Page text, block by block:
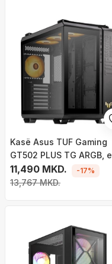
Kasë Asus TUF Gaming
GT502 PLUS TG ARGB, e
zezë, Midi Tower
11,490 MKD.
13,767 MKD.
-17%